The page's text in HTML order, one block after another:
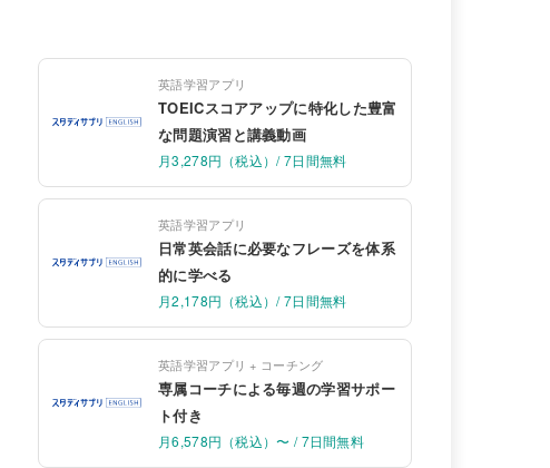
英語学習アプリ
TOEICスコアアップに特化した豊富
な問題演習と講義動画
月3,278円（税込）/ 7日間無料
英語学習アプリ
日常英会話に必要なフレーズを体系
的に学べる
月2,178円（税込）/ 7日間無料
英語学習アプリ + コーチング
専属コーチによる毎週の学習サポー
ト付き
月6,578円（税込）〜 / 7日間無料